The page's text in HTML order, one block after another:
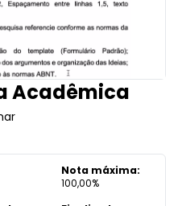
Acadêmica
Nota máxima:
100,00%